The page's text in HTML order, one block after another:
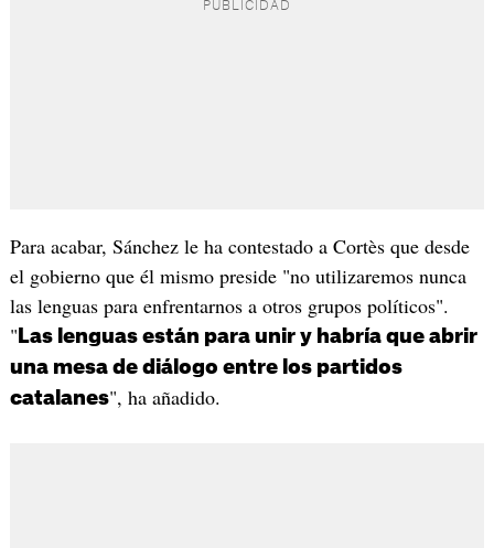
Para acabar, Sánchez le ha contestado a Cortès que desde
el gobierno que él mismo preside "no utilizaremos nunca
las lenguas para enfrentarnos a otros grupos políticos".
" Las lenguas están para unir y habría que abrir
una mesa de diálogo entre los partidos
catalanes", ha añadido.